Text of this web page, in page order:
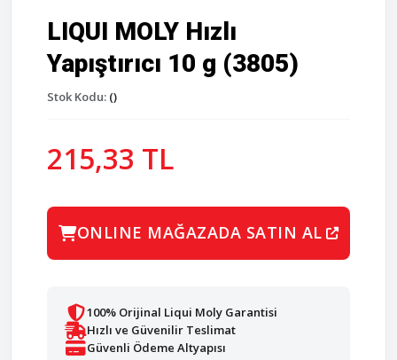
LIQUI MOLY Hızlı
Yapıştırıcı 10 g (3805)
Stok Kodu: ()
215,33 TL
ONLINE MAĞAZADA SATIN AL
100% Orijinal Liqui Moly Garantisi
Hızlı ve Güvenilir Teslimat
Güvenli Ödeme Altyapısı